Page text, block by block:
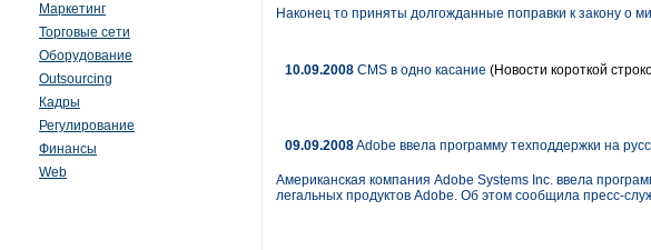
Маркетинг
Торговые сети
Оборудование
Outsourcing
Кадры
Регулирование
Финансы
Web
Наконец то приняты долгожданные поправки к закону о
10.09.2008 CMS в одно касание (Новости короткой
09.09.2008Adobe ввела программу техподдержки на
Американская компания Adobe Systems Inc. ввела
легальных продуктов Adobe. Об этом сообщила пресс-